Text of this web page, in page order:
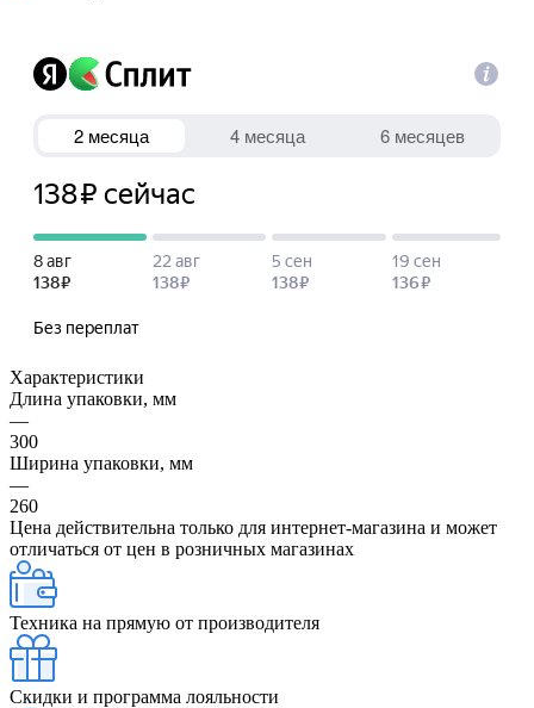
Характеристики
Длина упаковки, мм
—
300
Ширина упаковки, мм
—
260
Цена действительна только для интернет-магазина и может
отличаться от цен в розничных магазинах
Техника на прямую от производителя
Скидки и программа лояльности